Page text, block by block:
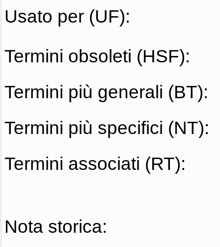
Usato per (UF):
Termini obsoleti (HSF):
Termini più generali (BT):
Termini più specifici (NT):
Termini associati (RT):
Nota storica: